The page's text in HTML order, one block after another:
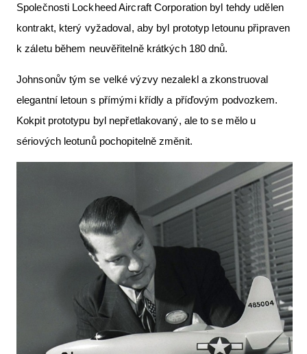
Společnosti Lockheed Aircraft Corporation byl tehdy udělen
kontrakt, který vyžadoval, aby byl prototyp letounu připraven
k záletu během neuvěřitelně krátkých 180 dnů.
Johnsonův tým se velké výzvy nezalekl a zkonstruoval
elegantní letoun s přímými křídly a příďovým podvozkem.
Kokpit prototypu byl nepřetlakovaný, ale to se mělo u
sériových leotunů pochopitelně změnit.